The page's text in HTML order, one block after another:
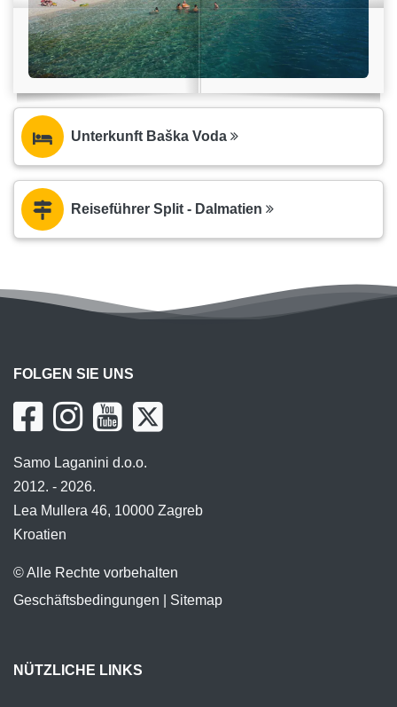
Unterkunft Baška Voda
Reiseführer Split - Dalmatien
FOLGEN SIE UNS
Samo Laganini d.o.o.
2012. - 2026.
Lea Mullera 46, 10000 Zagreb
Kroatien
© Alle Rechte vorbehalten
Geschäftsbedingungen
Sitemap
NÜTZLICHE LINKS